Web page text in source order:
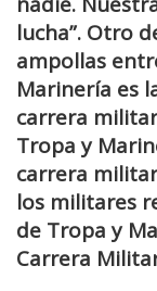
lucha”. Otro
ampollas
Marinería es
carrera
Tropa y
carrera
los militares
de Tropa y
Carrera